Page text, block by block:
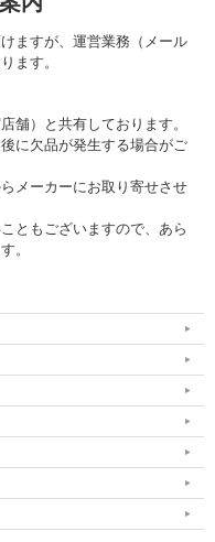
ますが、運営業務（メール
ます。
舗）と共有しております。
に欠品が発生する場合がご
メーカーにお取り寄せさせ
ともございますので、あら
。